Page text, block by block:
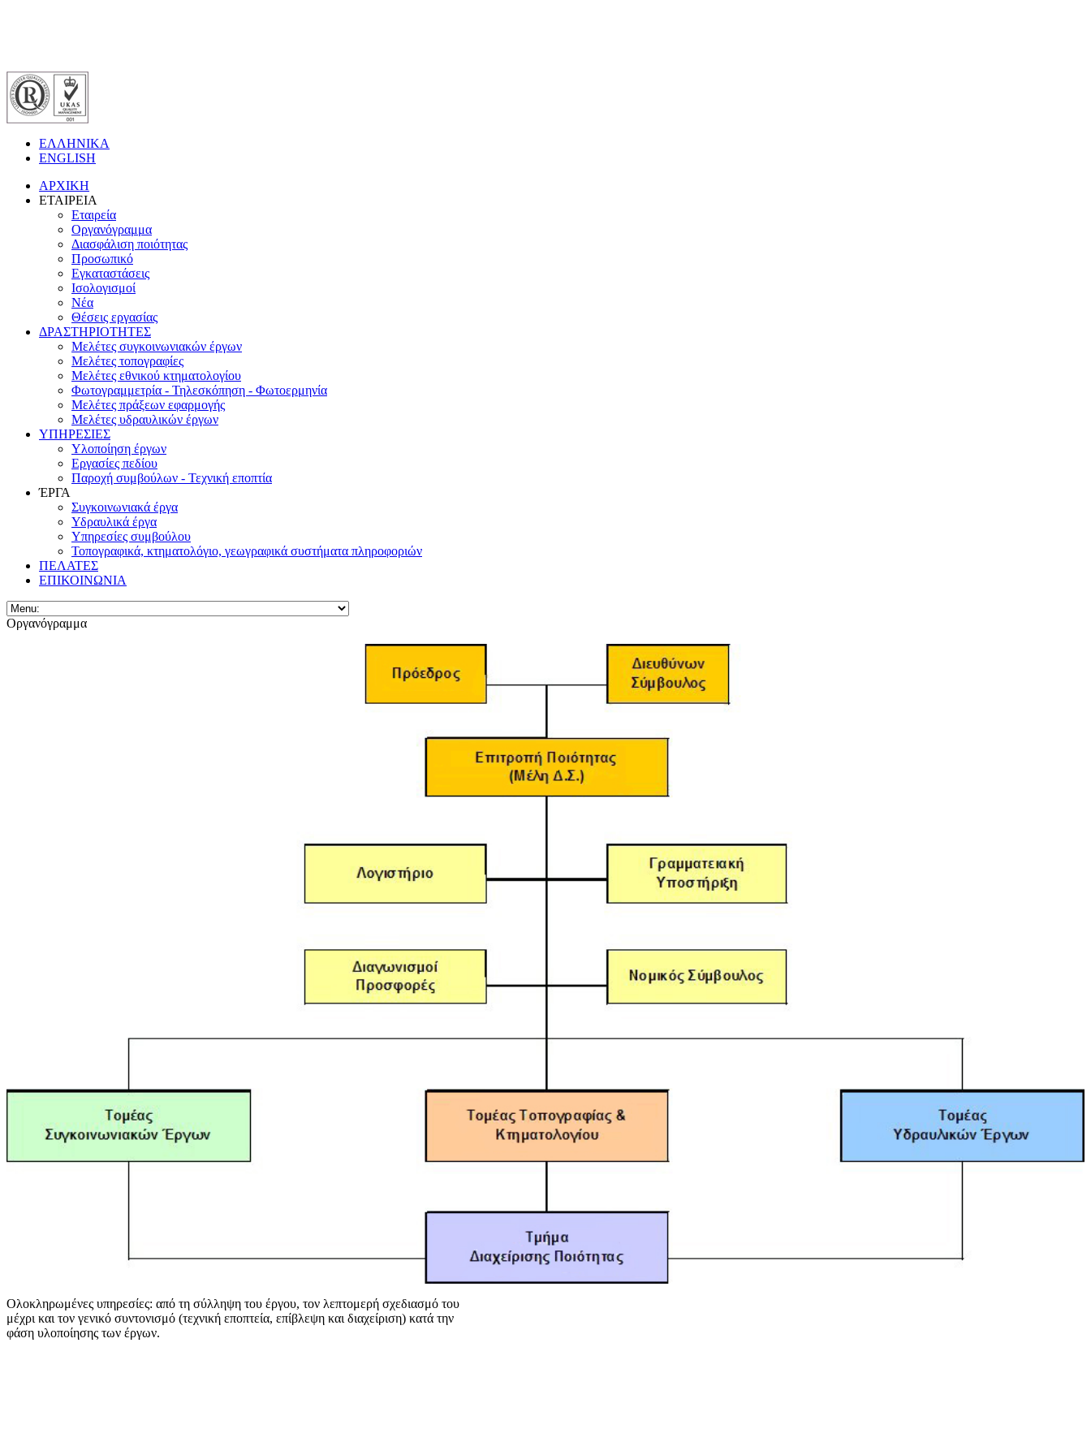
ΕΛΛΗΝΙΚΑ
ENGLISH
ΑΡΧΙΚΗ
ΕΤΑΙΡΕΙΑ
Εταιρεία
Οργανόγραμμα
Διασφάλιση ποιότητας
Προσωπικό
Εγκαταστάσεις
Ισολογισμοί
Νέα
Θέσεις εργασίας
ΔΡΑΣΤΗΡΙΟΤΗΤΕΣ
Μελέτες συγκοινωνιακών έργων
Μελέτες τοπογραφίες
Μελέτες εθνικού κτηματολογίου
Φωτογραμμετρία - Τηλεσκόπηση - Φωτοερμηνία
Μελέτες πράξεων εφαρμογής
Μελέτες υδραυλικών έργων
ΥΠΗΡΕΣΙΕΣ
Υλοποίηση έργων
Εργασίες πεδίου
Παροχή συμβούλων - Τεχνική εποπτία
ΈΡΓΑ
Συγκοινωνιακά έργα
Υδραυλικά έργα
Υπηρεσίες συμβούλου
Τοπογραφικά, κτηματολόγιο, γεωγραφικά συστήματα πληροφοριών
ΠΕΛΑΤΕΣ
ΕΠΙΚΟΙΝΩΝΙΑ
Οργανόγραμμα
Ολοκληρωμένες υπηρεσίες: από τη σύλληψη του έργου, τον λεπτομερή σχεδιασμό του
μέχρι και τον γενικό συντονισμό (τεχνική εποπτεία, επίβλεψη και διαχείριση) κατά την
φάση υλοποίησης των έργων.